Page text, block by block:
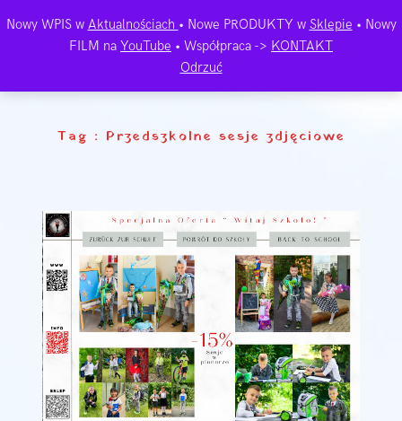
Tag : Przedszkolne sesje zdjęciowe
Nowy WPIS w Aktualnościach • Nowe PRODUKTY w Sklepie • Nowy
FILM na YouTube • Współpraca -> KONTAKT
Odrzuć